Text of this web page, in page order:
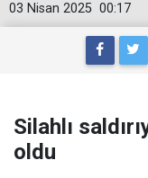
00:17
03 Nisan 2025
Silahlı
oldu